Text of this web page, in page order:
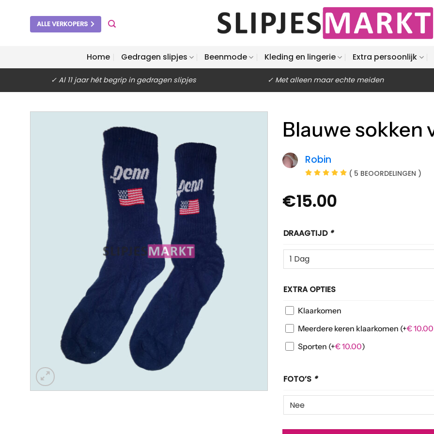
ALLE VERKOPERS
Home Gedragen slipjes Beenmode Kleding en lingerie Extra persoonlijk
✓ Al 11 jaar hét begrip in gedragen slipjes ✓ Met alleen maar echte meiden
Blauwe sokken
Robin
( 5 BEOORDELINGEN )
€15.00
DRAAGTIJD *
EXTRA OPTIES
Klaarkomen
Meerdere keren klaarkomen (+€10.00
Sporten (+€10.00)
FOTO’S *